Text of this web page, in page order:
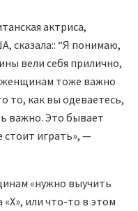
актриса,
сказала:: “Я понимаю,
вели себя прилично,
женщинам тоже важно
то, как вы одеваетесь,
важно. Это бывает
стоит играть», —
«нужно выучить
«Х», или что-то в этом